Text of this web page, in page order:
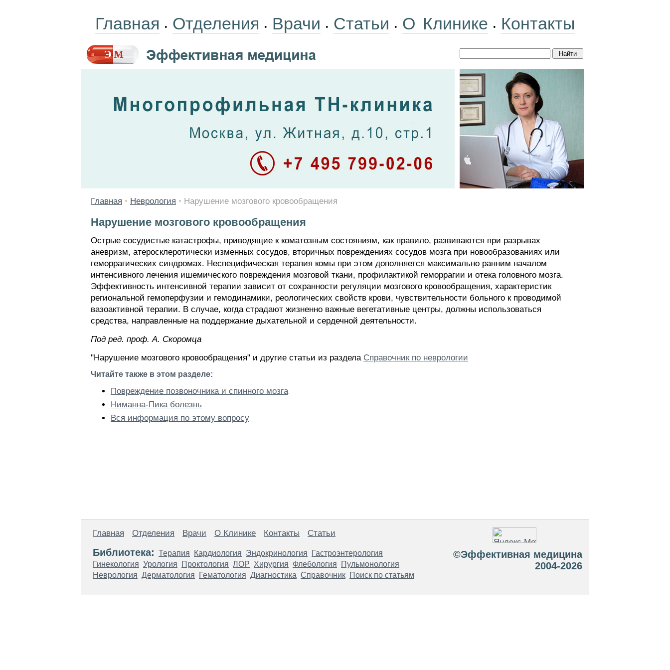
Главная • Отделения • Врачи • Статьи • О Клинике • Контакты
Главная • Неврология • Нарушение мозгового кровообращения
Нарушение мозгового кровообращения
Острые сосудистые катастрофы, приводящие к коматозным состояниям, как правило, развиваются при разрывах
аневризм, атеросклеротически изменных сосудов, вторичных повреждениях сосудов мозга при новообразованиях или
геморрагических синдромах. Неспецифическая терапия комы при этом дополняется максимально ранним началом
интенсивного лечения ишемического повреждения мозговой ткани, профилактикой геморрагии и отека головного мозга.
Эффективность интенсивной терапии зависит от сохранности регуляции мозгового кровообращения, характеристик
региональной гемоперфузии и гемодинамики, реологических свойств крови, чувствительности больного к проводимой
вазоактивной терапии. В случае, когда страдают жизненно важные вегетативные центры, должны использоваться
средства, направленные на поддержание дыхательной и сердечной деятельности.
Пoд peд. проф. А. Скоромца
"Нарушение мозгового кровообращения" и другие статьи из раздела Справочник по неврологии
Читайте также в этом разделе:
Повреждение позвоночника и спинного мозга
Ниманна-Пика болезнь
Вся информация по этому вопросу
Главная Отделения Врачи О Клинике Контакты Статьи
Библиотека: Терапия Кардиология Эндокринология
Гастроэнтерология
Гинекология Урология Проктология ЛОР Хирургия Флебология
Пульмонология
Неврология Дерматология Гематология Диагностика Справочник Поиск по статьям
©Эффективная медицина
2004-2026